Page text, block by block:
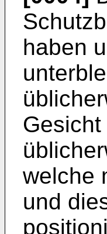
haben
welche
und